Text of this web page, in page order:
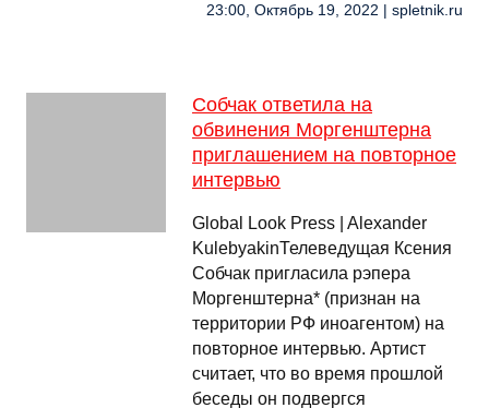
23:00, Октябрь 19, 2022 | spletnik.ru
Собчак ответила на
обвинения Моргенштерна
приглашением на повторное
интервью
Global Look Press | Alexander
KulebyakinТелеведущая Ксения
Собчак пригласила рэпера
Моргенштерна* (признан на
территории РФ иноагентом) на
повторное интервью. Артист
считает, что во время прошлой
беседы он подвергся